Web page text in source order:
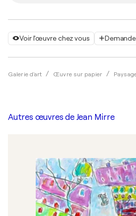
Voir l'œuvre chez vous
Galerie d'art Œuvre sur papier
Autres œuvres de Jean Mirre